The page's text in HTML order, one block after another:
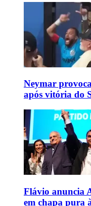
Neymar
após vitória do
Flávio anuncia
em chapa pura